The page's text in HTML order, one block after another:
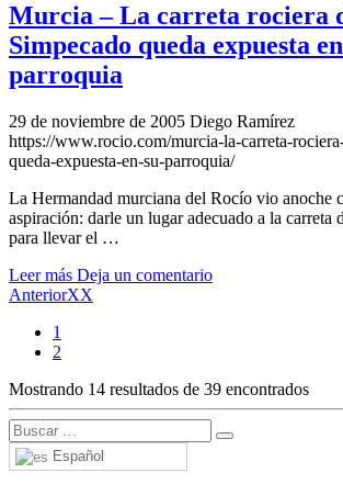
Murcia – La carreta rociera
Simpecado queda expuesta
parroquia
29 de noviembre de 2005 Diego Ramírez
https://www.rocio.com/murcia-la-carreta-
queda-expuesta-en-su-parroquia/
La Hermandad murciana del Rocío vio anoche
aspiración: darle un lugar adecuado a la carreta
para llevar el …
Leer más Deja un comentario
AnteriorXX
1
2
Mostrando 14 resultados de 39 encontrados
Español